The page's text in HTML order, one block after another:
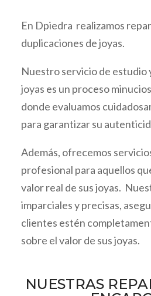
En Dpiedra realizamos
duplicaciones de joyas.
Nuestro servicio de estudio
joyas es un proceso
donde evaluamos
para garantizar su
Además, ofrecemos
profesional para aquellos
valor real de sus joyas.
imparciales y precisas,
clientes estén
sobre el valor de sus joyas.
NUESTRAS